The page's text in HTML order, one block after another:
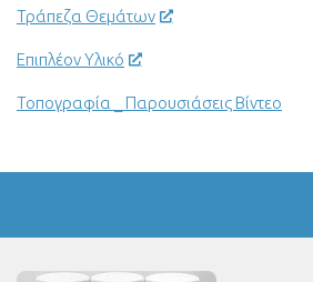
Τράπεζα Θεμάτων
Επιπλέον Υλικό
Τοπογραφία _ Παρουσιάσεις Βίντεο